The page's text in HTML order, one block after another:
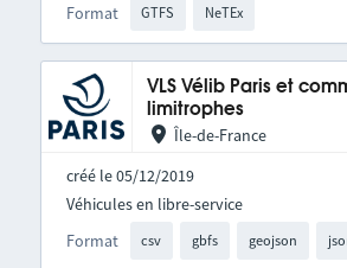
Format GTFS NeTEx
VLS Vélib Paris et
limitrophes
Île-de-France
créé le 05/12/2019
Format csv gbfs geojson
Véhicules en libre-service